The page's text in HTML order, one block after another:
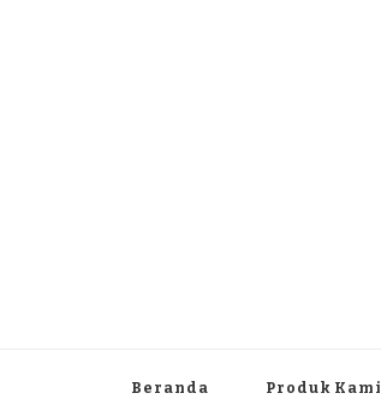
Beranda Produk Kami